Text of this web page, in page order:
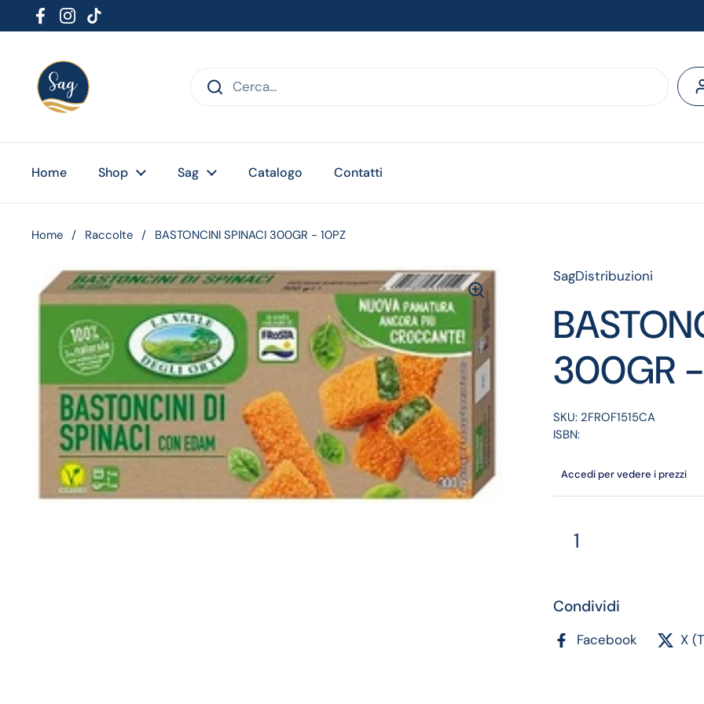
Passa ai contenuti
Facebook
Instagram
TikTok
Home Shop Sag Catalogo Contatti
Home / Raccolte / BASTONCINI SPINACI 300GR - 10PZ
SagDistribuzioni
300GR -
SKU: 2FROF1515CA
ISBN:
Accedi per vedere i prezzi
Condividi
Facebook X